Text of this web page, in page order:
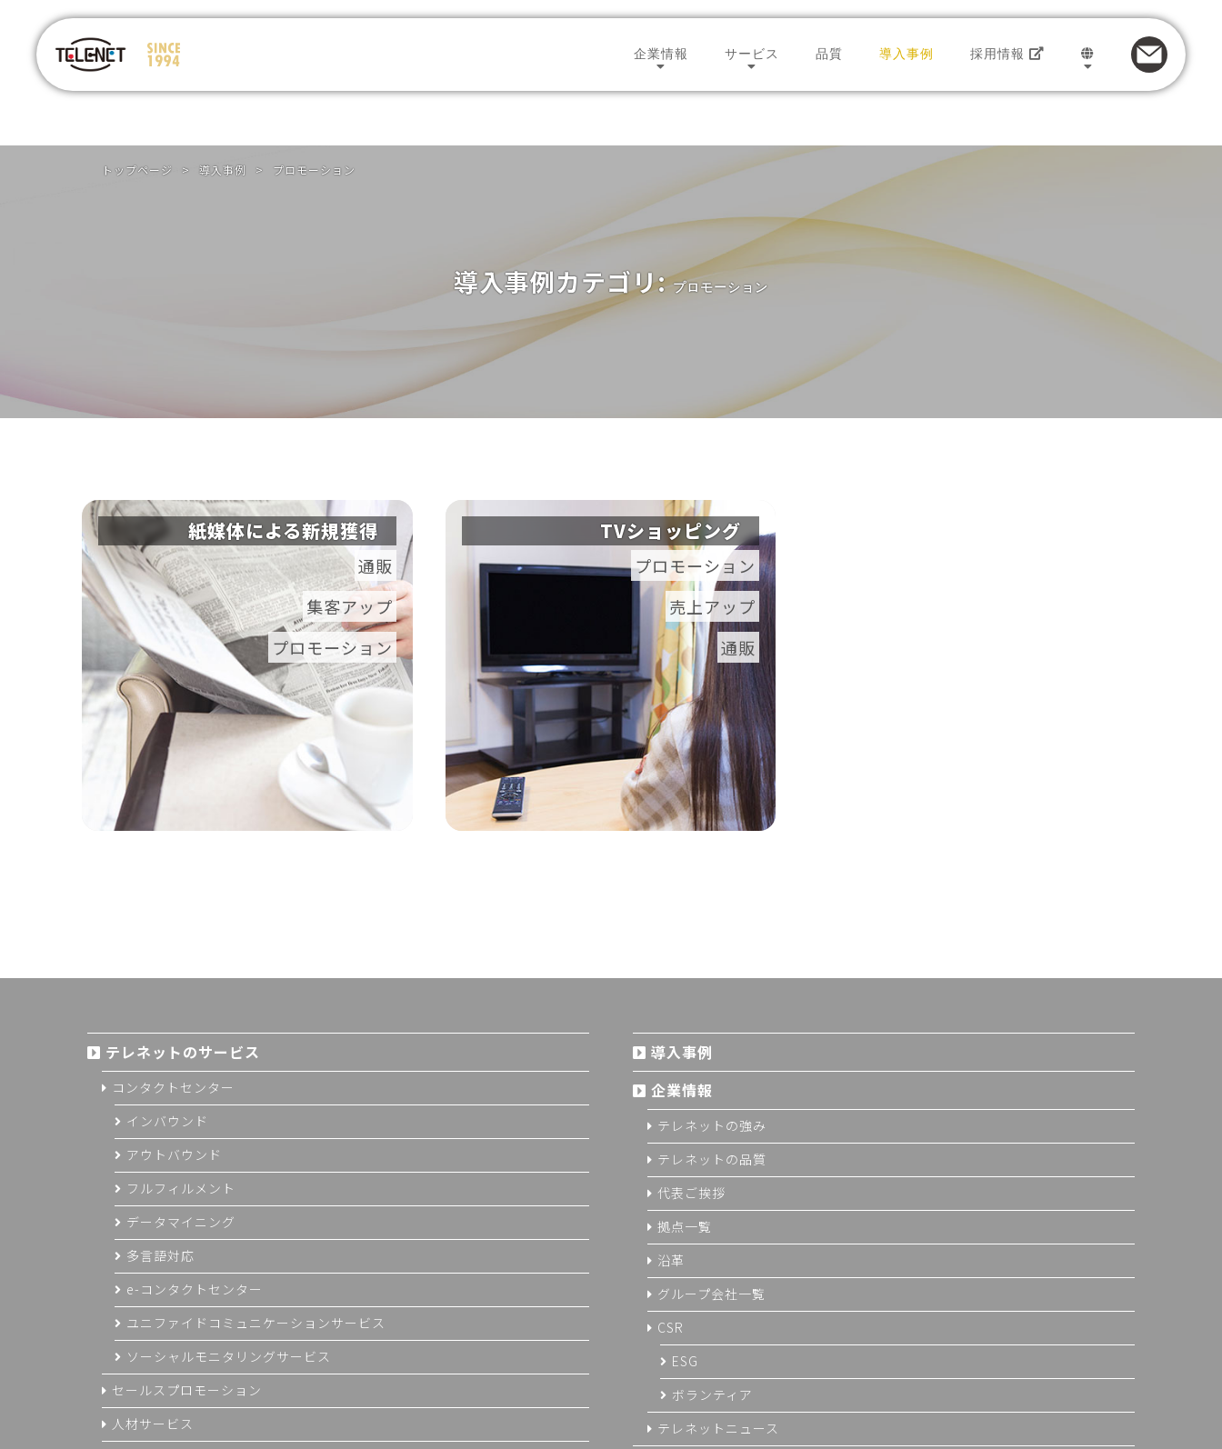
企業情報
強み
拠点一覧
グループ会社一覧
サービス
コンタクトセンター
フルフィルメント
データマイニング
セールスプロモーション
人材サービス
BPO
品質 導入事例 採用情報
トップページ > 導入事例 > プロモーション
導入事例カテゴリ:プロモーション
紙媒体による新規獲得
通販
集客アップ
プロモーション
TVショッピング
プロモーション
売上アップ
通販
テレネットのサービス
コンタクトセンター
インバウンド
アウトバウンド
フルフィルメント
データマイニング
多言語対応
e-コンタクトセンター
ユニファイドコミュニケーションサービス
ソーシャルモニタリングサービス
セールスプロモーション
人材サービス
導入事例
企業情報
テレネットの強み
テレネットの品質
代表ご挨拶
拠点一覧
沿革
グループ会社一覧
CSR
ESG
ボランティア
テレネットニュース